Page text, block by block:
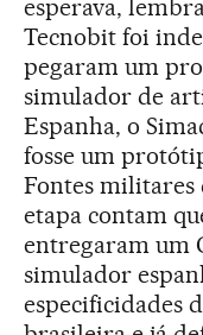
esperava,
Tecnobit foi
pegaram um
simulador de
Espanha, o
fosse um
Fontes militares
etapa contam
entregaram um
simulador
especificidades